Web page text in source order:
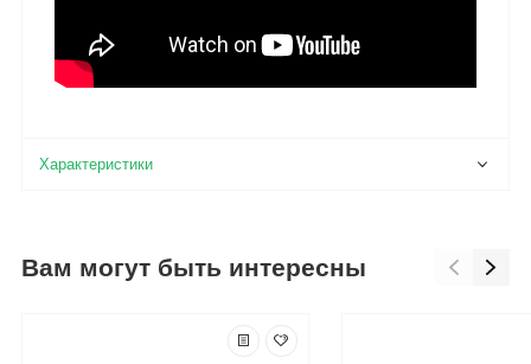
Вам могут быть интересны